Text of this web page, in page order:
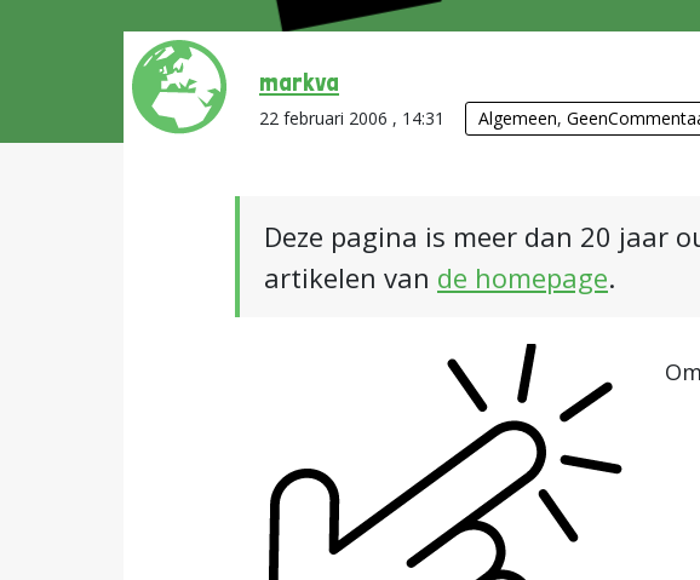
markva
22 februari 2006 , 14:31 Algemeen,
Deze pagina is meer dan 20 jaar
artikelen van de homepage.